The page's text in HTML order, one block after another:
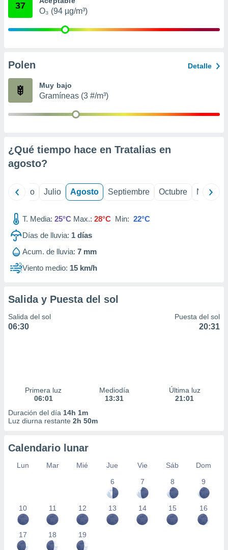
publicidad
de
1199
37
O₃ (94 µg/m³)
Polen Detalle
Muy bajo
Gramíneas (3 #/m³)
¿Qué tiempo hace en Tratalias en
agosto?
Junio Julio Agosto Septiembre Octubre
T. Media: 25°C Max.: 28°C Min: 22°C
Días de lluvia: 1 días
Acum. de lluvia: 7 mm
Viento medio: 15 km/h
Salida y Puesta del sol
Salida del sol
06:30
Puesta del sol
20:31
Primera luz
06:01
Mediodía
13:31
Última luz
21:01
Duración del día 14h 1m
Luz diurna restante 2h 50m
Calendario lunar
Lun Mar Mié Jue Vie Sáb
Dom
6
7 8 9
10 11 12 13 14 15 16
17 18 19